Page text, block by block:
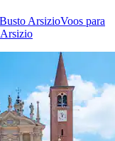
ArsizioVoos para
Arsizio